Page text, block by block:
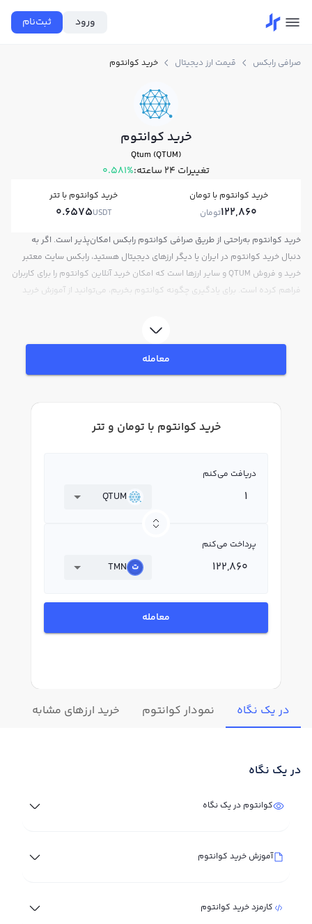
ورود ثبت‌نام
صرافی رابکس قیمت ارز دیجیتال خرید کوانتوم
خرید کوانتوم
Qtum (QTUM)
تغییرات ۲۴ ساعته: 0.581%
خرید کوانتوم با تومان
122,860تومان
خرید کوانتوم با تتر
0.6575USDT
خرید کوانتوم به‌راحتی از طریق صرافی کوانتوم رابکس امکان‌پذیر است. اگر به
دنبال خرید کوانتوم در ایران یا دیگر ارزهای دیجیتال هستید، رابکس سایت معتبر
خرید و فروش QTUM و سایر ارزها است که امکان خرید آنلاین کوانتوم را برای کاربران
فراهم کرده است. برای یادگیری چگونه کوانتوم بخریم، می‌توانید از آموزش خرید
QTUM بپردازید. در بازار رابکس، قیمت لحظه‌ای، نمودار و امکانات فروش کوانتوم نیز
در دسترس شما قرار دارد تا بتوانید تصمیمات بهتری در معاملات خود بگیرید.
معامله
خرید کوانتوم با تومان و تتر
دریافت می‌کنم
QTUM
پرداخت می‌کنم
TMN
معامله
در یک نگاه نمودار کوانتوم خرید ارزهای مشابه
در یک نگاه
کوانتوم در یک نگاه
آموزش خرید کوانتوم
کارمزد خرید کوانتوم